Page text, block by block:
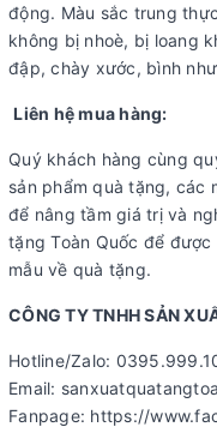
động. Màu sắc trung
không bị nhoè, bị loang
đập, chày xước, bình
Liên hệ mua hàng:
Quý khách hàng cùng
sản phẩm quà tặng, các
để nâng tầm giá trị và
tặng Toàn Quốc để
mẫu về quà tặng.
CÔNG TY TNHH SẢN
Hotline/Zalo:
Email:
Fanpage: https://